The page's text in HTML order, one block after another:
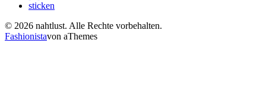
sticken
© 2026 nahtlust. Alle Rechte vorbehalten.
Fashionistavon aThemes